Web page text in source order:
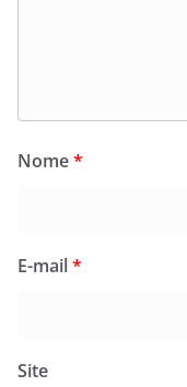
Nome*
E-mail*
Site